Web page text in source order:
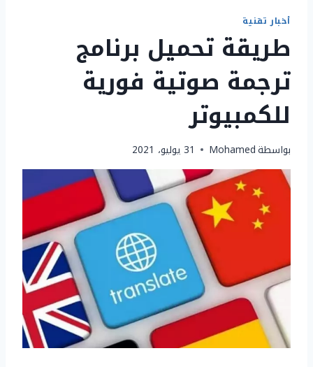
أخبار تقنية
طريقة تحميل برنامج
ترجمة صوتية فورية
للكمبيوتر
بواسطةMohamed 31 يوليو، 2021